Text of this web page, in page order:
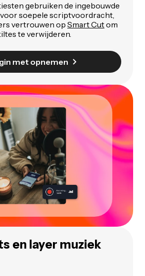
gebruiken de ingebouwde
voor soepele scriptvoordracht,
vertrouwen op Smart Cutom
te verwijderen.
met opnemen
en layer muziek